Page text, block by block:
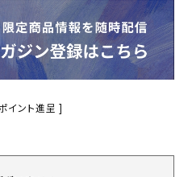
イント進呈 ]